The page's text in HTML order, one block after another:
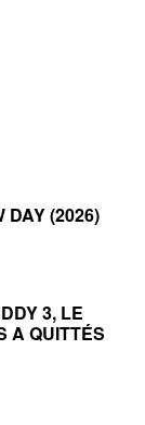
DAY (2026)
3, LE
A QUITTÉS